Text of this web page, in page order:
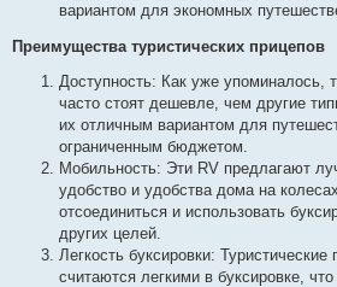
вариантом для экономных
Преимущества туристических прицепов
Доступность: Как уже упоминалось,
часто стоят дешевле, чем другие
их отличным вариантом для
ограниченным бюджетом.
Мобильность: Эти RV предлагают
удобство и удобства дома на
отсоединиться и использовать
других целей.
Легкость буксировки:
считаются легкими в буксировке,